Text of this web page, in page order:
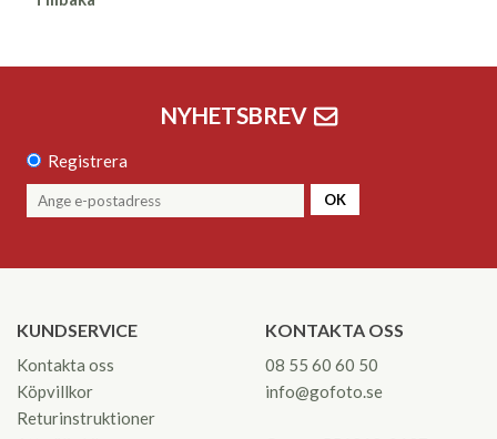
NYHETSBREV
Registrera
OK
KUNDSERVICE
Kontakta oss
Köpvillkor
Returinstruktioner
KONTAKTA OSS
08 55 60 60 50
info@gofoto.se